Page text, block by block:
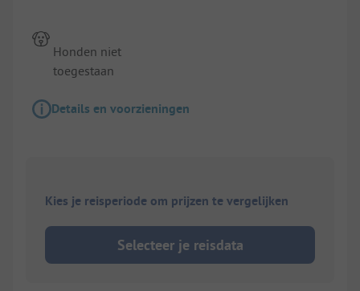
Honden niet
toegestaan
Details en voorzieningen
Kies je reisperiode om prijzen te vergelijken
Selecteer je reisdata